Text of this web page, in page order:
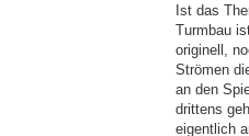
Ist das
Turmbau
originell,
Strömen
an den
drittens
eigentlich